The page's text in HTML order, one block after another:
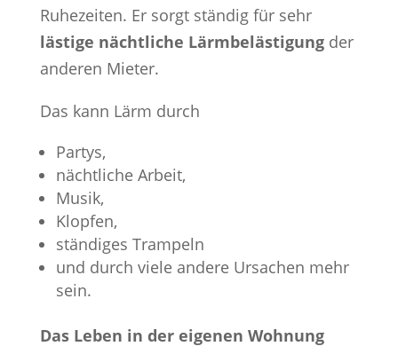
Ruhezeiten. Er sorgt ständig für sehr
lästige nächtliche Lärmbelästigung der
anderen Mieter.
Das kann Lärm durch
Partys,
nächtliche Arbeit,
Musik,
Klopfen,
ständiges Trampeln
und durch viele andere Ursachen mehr
sein.
Das Leben in der eigenen Wohnung